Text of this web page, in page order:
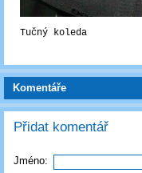
Tučný koleda
Komentáře
Přidat komentář
Jméno: